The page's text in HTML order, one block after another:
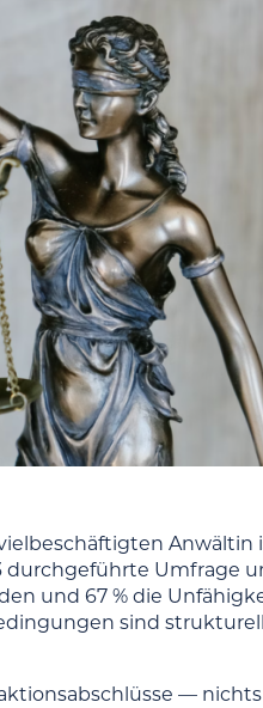
Anwältin
Umfrage
und 67 % die
sind
—